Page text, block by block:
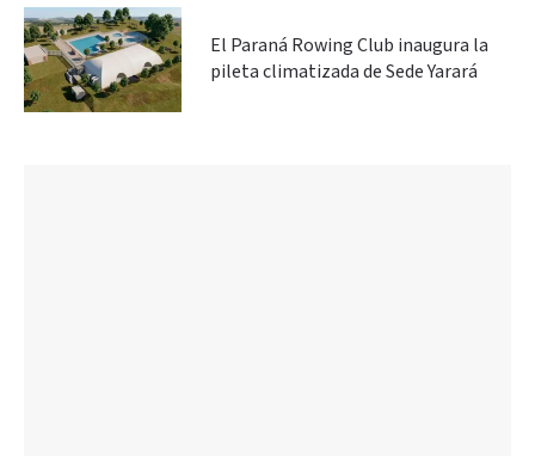
El Paraná Rowing Club inaugura la
pileta climatizada de Sede Yarará